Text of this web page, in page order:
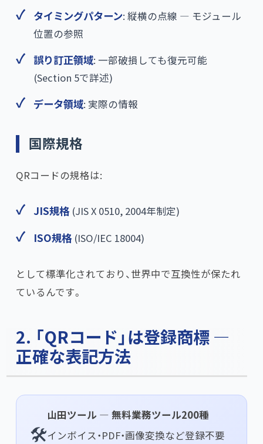
タイミングパターン: 縦横の点線 — モジュール
位置の参照
誤り訂正領域: 一部破損しても復元可能
(Section 5で詳述)
データ領域: 実際の情報
国際規格
QRコードの規格は:
JIS規格(JIS X 0510, 2004年制定)
ISO規格(ISO/IEC 18004)
として標準化されており、世界中で互換性が保たれ
ているんです。
2. 「QRコード」は登録商標 —
正確な表記方法
🛠️
山田ツール — 無料業務ツール200種
インボイス・PDF・画像変換など登録不要